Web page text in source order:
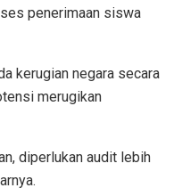
penerimaan siswa
kerugian negara secara
merugikan
diperlukan audit lebih